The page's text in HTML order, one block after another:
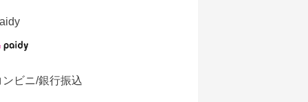
ンビニ/銀行振込